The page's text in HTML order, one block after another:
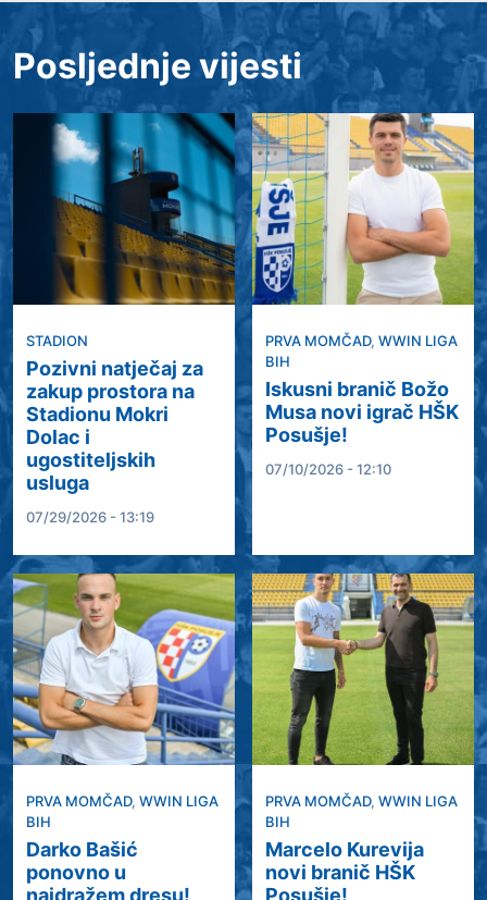
Posljednje vijesti
STADION
Pozivni natječaj za
zakup prostora na
Stadionu Mokri
Dolac i
ugostiteljskih
usluga
07/29/2026 - 13:19
PRVA MOMČAD,WWIN LIGA
BIH
Iskusni branič Božo
Musa novi igrač HŠK
Posušje!
07/10/2026 - 12:10
PRVA MOMČAD, WWIN LIGA
BIH
Darko Bašić
ponovno u
najdražem dresu!
PRVA MOMČAD,WWIN LIGA
BIH
Marcelo Kurevija
novi branič HŠK
Posušje!